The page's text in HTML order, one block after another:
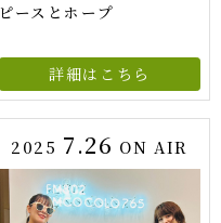
ピースとホープ
詳細はこちら
2025 7.26 ON AIR